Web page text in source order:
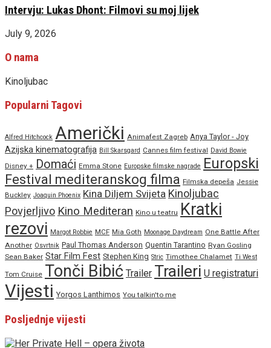
Intervju: Lukas Dhont: Filmovi su moj lijek
July 9, 2026
O nama
Kinoljubac
Popularni Tagovi
Alfred Hitchcock Američki Animafest Zagreb Anya Taylor - Joy
Azijska kinematografija Bill Skarsgard Cannes film festival David Bowie
Disney + Domaći Emma Stone Europske filmske nagrade Europski
Festival mediteranskog filma Filmska depeša Jessie
Buckley Joaquin Phoenix Kina Diljem Svijeta Kinoljubac
Povjerljivo Kino Mediteran Kino u teatru
Kratki
rezovi Margot Robbie MCF Mia Goth Moonage Daydream One Battle After
Another Osvrtnik Paul Thomas Anderson Quentin Tarantino Ryan Gosling
Sean Baker Star Film Fest Stephen King Stric Timothee Chalamet Ti West
Tom Cruise Tonči Bibić Trailer Traileri U registraturi
Vijesti Yorgos Lanthimos You talkin'to me
Posljednje vijesti